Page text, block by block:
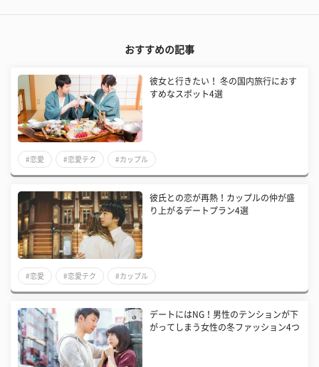
おすすめの記事
彼女と行きたい！ 冬の国内旅行におす
すめなスポット4選
#恋愛 #恋愛テク #カップル
彼氏との恋が再熱！カップルの仲が盛
り上がるデートプラン4選
#恋愛 #恋愛テク #カップル
デートにはNG！男性のテンションが下
がってしまう女性の冬ファッション4つ